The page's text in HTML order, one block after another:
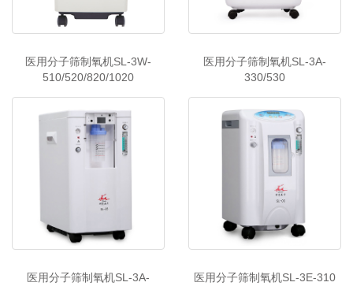
医用分子筛制氧机SL-3W-
510/520/820/1020
医用分子筛制氧机SL-3A-
330/530
医用分子筛制氧机SL-3A-
医用分子筛制氧机SL-3E-310